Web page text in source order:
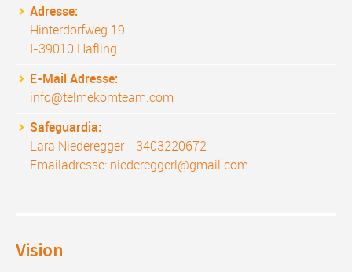
Adresse:
Hinterdorfweg 19
I-39010 Hafling
E-Mail Adresse:
info@telmekomteam.com
Safeguardia:
Lara Niederegger - 3403220672
Emailadresse: niedereggerl@gmail.com
Vision